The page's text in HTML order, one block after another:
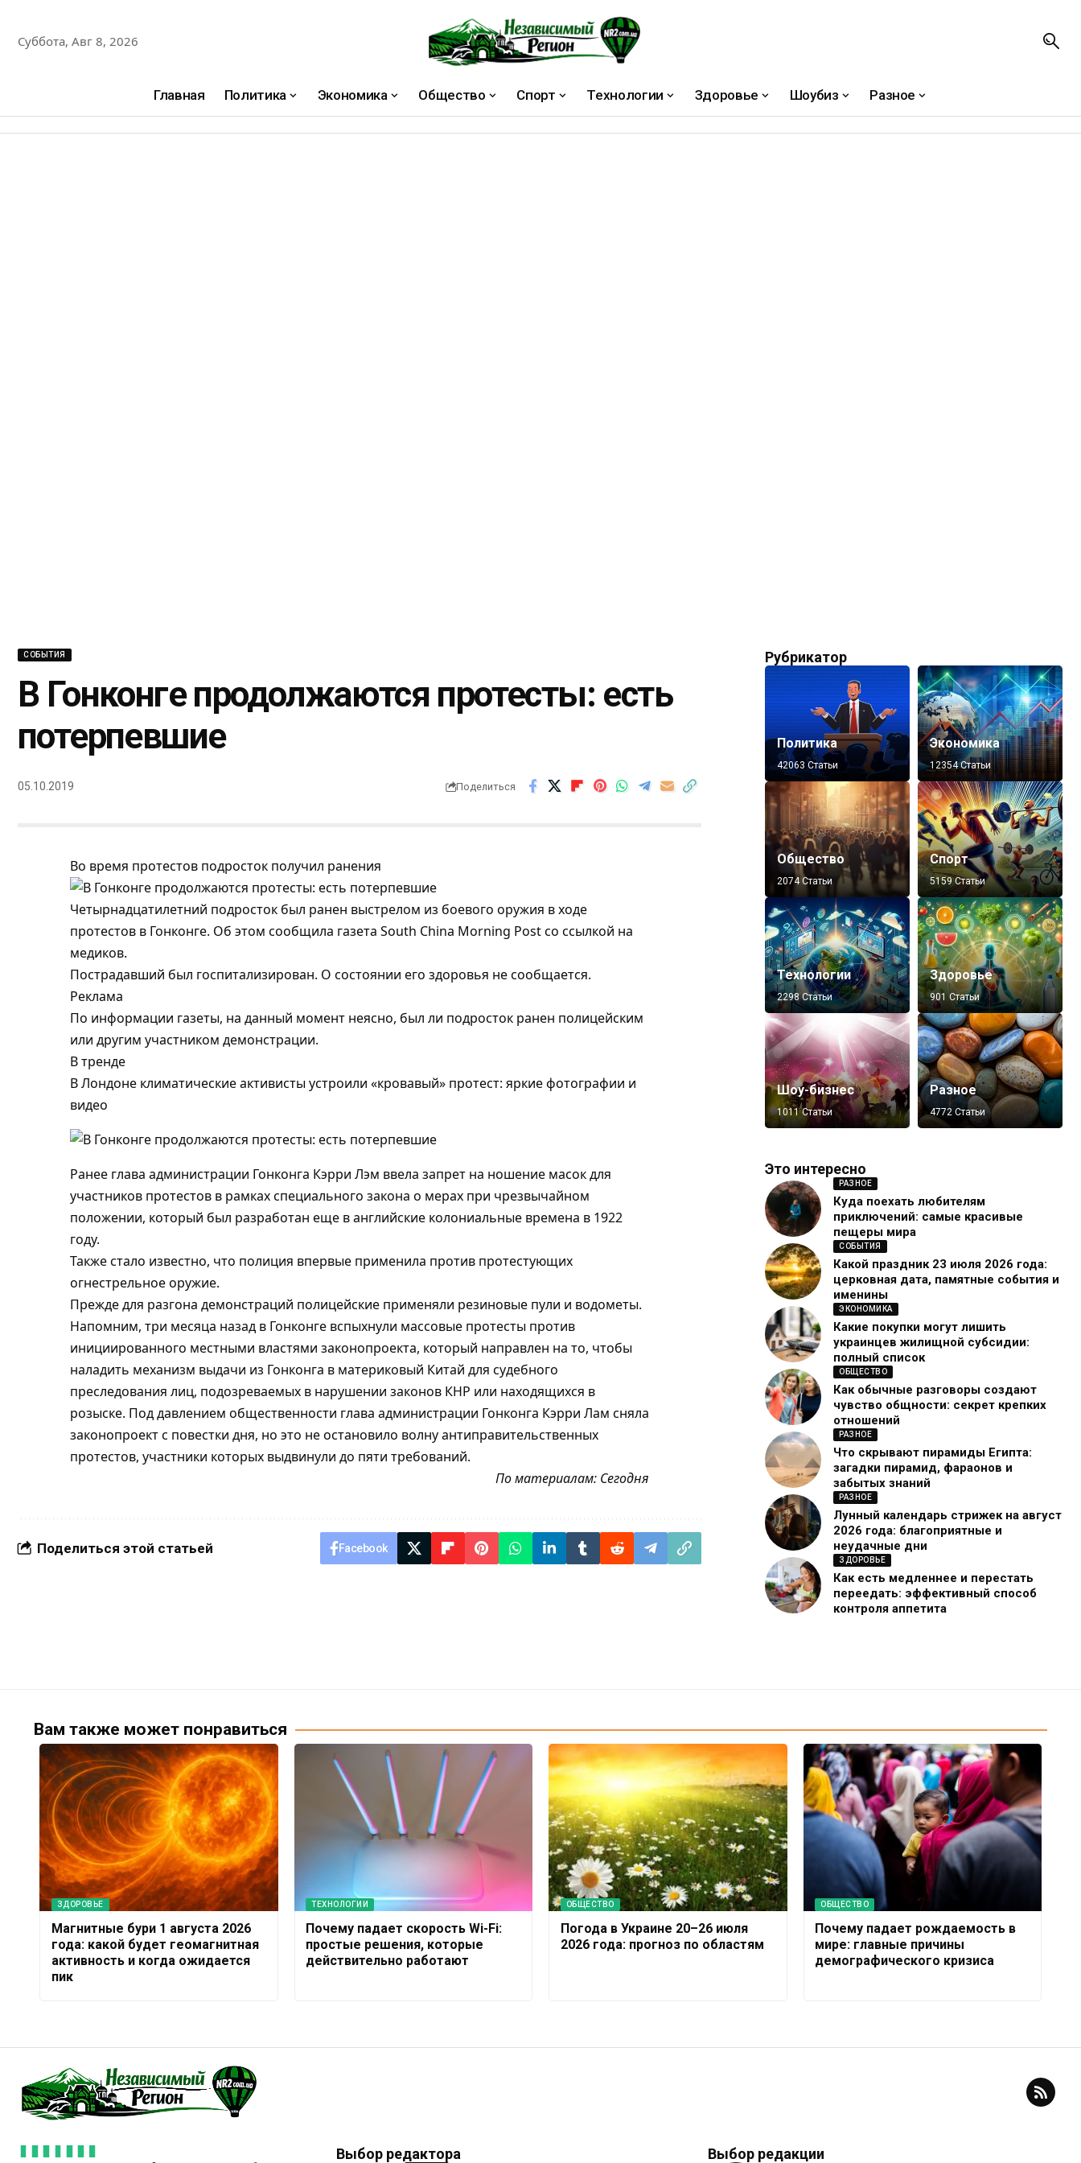
Суббота, Авг 8, 2026
Главная Политика Экономика Общество Спорт Технологии Здоровье Шоубиз Разное
СОБЫТИЯ
В Гонконге продолжаются протесты: есть
потерпевшие
05.10.2019 Поделиться
Во время протестов подросток получил ранения
Четырнадцатилетний подросток был ранен выстрелом из боевого оружия в ходе
протестов в Гонконге. Об этом сообщила газета South China Morning Post со ссылкой на
медиков.
Пострадавший был госпитализирован. О состоянии его здоровья не сообщается.
Реклама
По информации газеты, на данный момент неясно, был ли подросток ранен полицейским
или другим участником демонстрации.
В тренде
В Лондоне климатические активисты устроили «кровавый» протест: яркие фотографии и
видео
Ранее глава администрации Гонконга Кэрри Лэм ввела запрет на ношение масок для
участников протестов в рамках специального закона о мерах при чрезвычайном
положении, который был разработан еще в английские колониальные времена в 1922
году.
Также стало известно, что полиция впервые применила против протестующих
огнестрельное оружие.
Прежде для разгона демонстраций полицейские применяли резиновые пули и водометы.
Напомним, три месяца назад в Гонконге вспыхнули массовые протесты против
инициированного местными властями законопроекта, который направлен на то, чтобы
наладить механизм выдачи из Гонконга в материковый Китай для судебного
преследования лиц, подозреваемых в нарушении законов КНР или находящихся в
розыске. Под давлением общественности глава администрации Гонконга Кэрри Лам сняла
законопроект с повестки дня, но это не остановило волну антиправительственных
протестов, участники которых выдвинули до пяти требований.
По материалам: Сегодня
Поделиться этой статьей Facebook
Рубрикатор
Политика
42063 Статьи
Экономика
12354 Статьи
Общество
2074 Статьи
Спорт
5159 Статьи
Технологии
2298 Статьи
Здоровье
901 Статьи
Шоу-бизнес
1011 Статьи
Разное
4772 Статьи
Это интересно
РАЗНОЕ
Куда поехать любителям
приключений: самые красивые
пещеры мира
СОБЫТИЯ
Какой праздник 23 июля 2026 года:
церковная дата, памятные события и
именины
ЭКОНОМИКА
Какие покупки могут лишить
украинцев жилищной субсидии:
полный список
ОБЩЕСТВО
Как обычные разговоры создают
чувство общности: секрет крепких
отношений
РАЗНОЕ
Что скрывают пирамиды Египта:
загадки пирамид, фараонов и
забытых знаний
РАЗНОЕ
Лунный календарь стрижек на август
2026 года: благоприятные и
неудачные дни
ЗДОРОВЬЕ
Как есть медленнее и перестать
переедать: эффективный способ
контроля аппетита
Вам также может понравиться
ЗДОРОВЬЕ
Магнитные бури 1 августа 2026
года: какой будет геомагнитная
активность и когда ожидается
пик
ТЕХНОЛОГИИ
Почему падает скорость Wi-Fi:
простые решения, которые
действительно работают
ОБЩЕСТВО
Погода в Украине 20–26 июля
2026 года: прогноз по областям
ОБЩЕСТВО
Почему падает рождаемость в
мире: главные причины
демографического кризиса
Выбор редактора Выбор редакции